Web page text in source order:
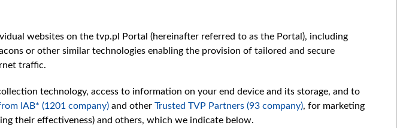
websites on the tvp.pl Portal (hereinafter referred to as the Portal), including
or other similar technologies enabling the provision of tailored and secure
traffic.
technology, access to information on your end device and its storage, and to
IAB* (1201 company) and other Trusted TVP Partners (93 company), for marketing
their effectiveness) and others, which we indicate below.